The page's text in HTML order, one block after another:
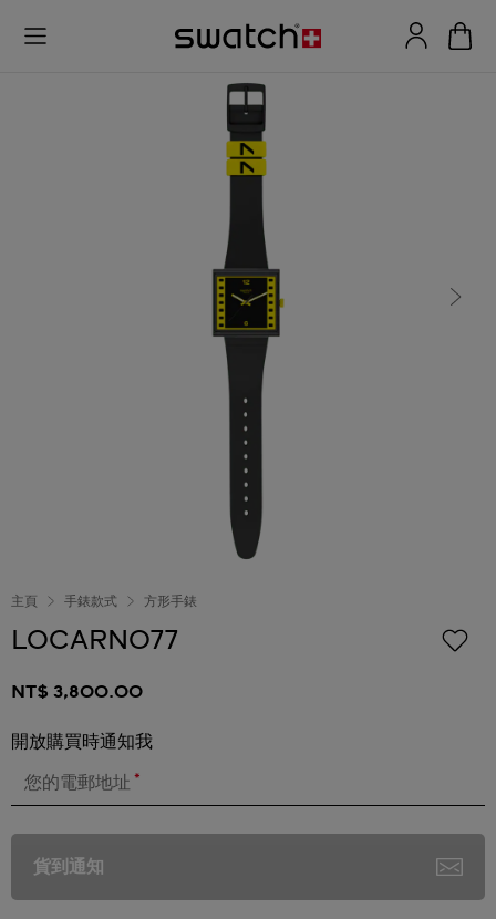
主頁 手錶款式 方形手錶
LOCARNO77
NT$ 3,800.00
開放購買時通知我
您的電郵地址 *
貨到通知